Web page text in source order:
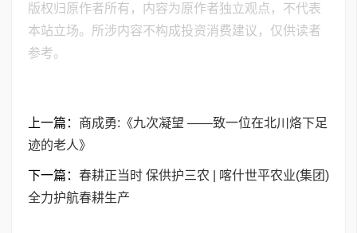
版权归原作者所有，内容为原作者独立观点，不代表
本站立场。所涉内容不构成投资消费建议，仅供读者
参考。
上一篇： 商成勇:《九次凝望 ——致一位在北川烙下足
迹的老人》
下一篇： 春耕正当时 保供护三农 | 喀什世平农业(集团)
全力护航春耕生产